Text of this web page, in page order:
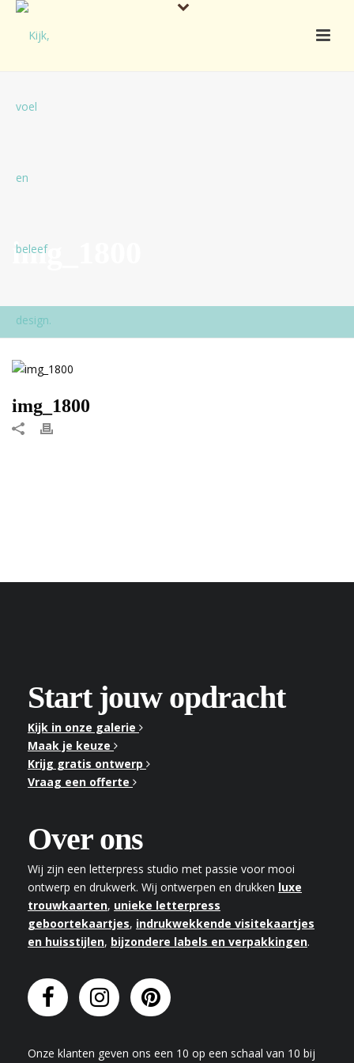
img_1800
img_1800
Start jouw opdracht
Kijk in onze galerie
Maak je keuze
Krijg gratis ontwerp
Vraag een offerte
Over ons
Wij zijn een letterpress studio met passie voor mooi
ontwerp en drukwerk. Wij ontwerpen en drukken luxe
trouwkaarten, unieke letterpress
geboortekaartjes, indrukwekkende visitekaartjes
en huisstijlen, bijzondere labels en verpakkingen.
Onze klanten geven ons een 10 op een schaal van 10 bij